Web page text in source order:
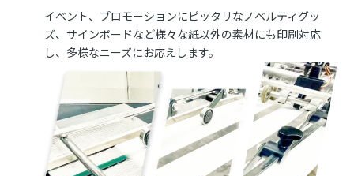
イベント、プロモーションにピッタリなノベルティグッ
ズ、サインボードなど様々な紙以外の素材にも印刷対応
し、多様なニーズにお応えします。